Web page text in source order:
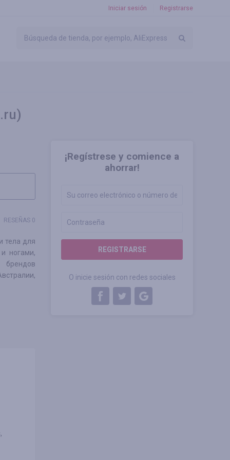
Iniciar sesión Registrarse
¡Regístrese y comience a
ahorrar!
REGISTRARSE
O inicie sesión con redes sociales
RESEÑAS 0
тела для
ногами,